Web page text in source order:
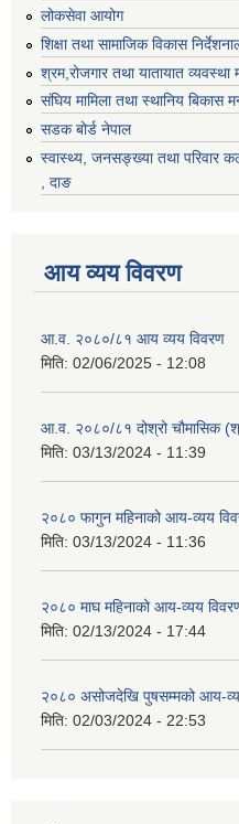
लोकसेवा आयोग
शिक्षा तथा सामाजिक विकास
श्रम,रोजगार तथा यातायात
संघिय मामिला तथा स्थानिय बिकास
सडक बोर्ड नेपाल
स्वास्थ्य, जनसङ्ख्या तथा परिवार
, दाङ
आय व्यय विवरण
आ.व. २०८०/८१ आय व्यय विवरण
मिति: 02/06/2025 - 12:08
आ.व. २०८०/८१ दोश्रो चौमासिक
मिति: 03/13/2024 - 11:39
२०८० फागुन महिनाको आय-व्यय
मिति: 03/13/2024 - 11:36
२०८० माघ महिनाको आय-व्यय
मिति: 02/13/2024 - 17:44
२०८० असोजदेखि पुषसम्मको आय-
मिति: 02/03/2024 - 22:53